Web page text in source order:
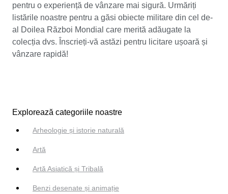
pentru o experiență de vânzare mai sigură. Urmăriți
listările noastre pentru a găsi obiecte militare din cel de-
al Doilea Război Mondial care merită adăugate la
colecția dvs. Înscrieți-vă astăzi pentru licitare ușoară și
vânzare rapidă!
Explorează categoriile noastre
Arheologie și istorie naturală
Artă
Artă Asiatică și Tribală
Benzi desenate și animație